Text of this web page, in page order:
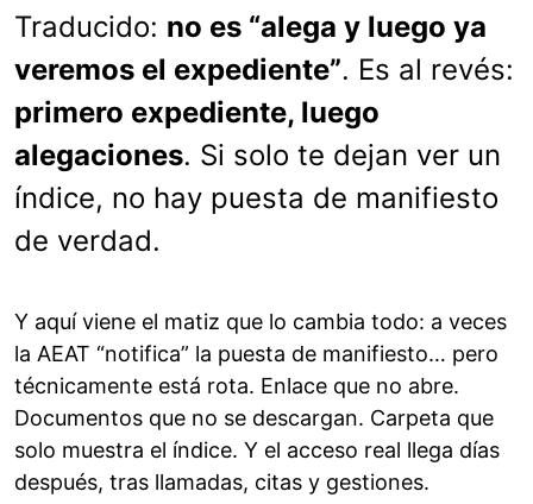
Traducido: no es “alega y luego ya
veremos el expediente”. Es al revés:
primero expediente, luego
alegaciones. Si solo te dejan ver un
índice, no hay puesta de manifiesto
de verdad.
Y aquí viene el matiz que lo cambia todo: a veces
la AEAT “notifica” la puesta de manifiesto… pero
técnicamente está rota. Enlace que no abre.
Documentos que no se descargan. Carpeta que
solo muestra el índice. Y el acceso real llega días
después, tras llamadas, citas y gestiones.